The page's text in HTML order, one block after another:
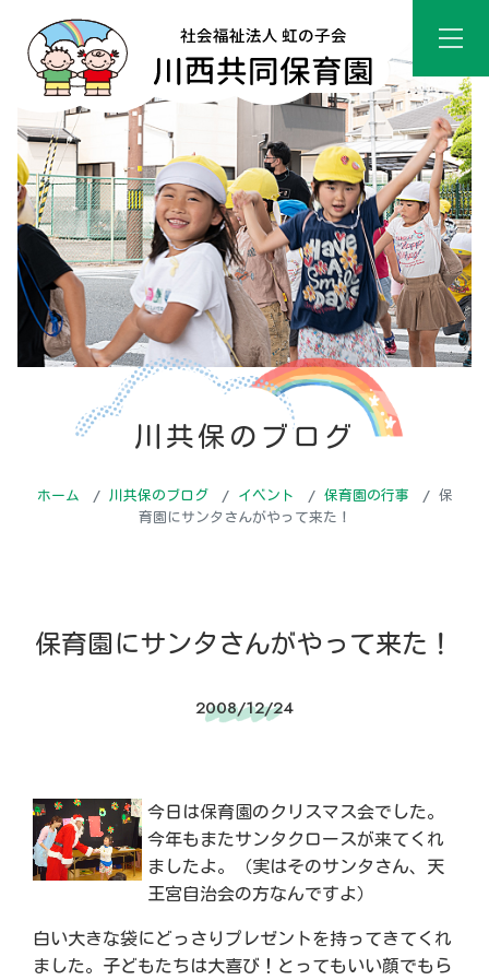
川共保のブログ
ホーム 川共保のブログ イベント 保育園の行事
保
育園にサンタさんがやって来た！
保育園にサンタさんがやって来た！
2008/12/24
今日は保育園のクリスマス会でした。
今年もまたサンタクロースが来てくれ
ましたよ。（実はそのサンタさん、天
王宮自治会の方なんですよ）
白い大きな袋にどっさりプレゼントを持ってきてくれ
ました。子どもたちは大喜び！とってもいい顔でもら